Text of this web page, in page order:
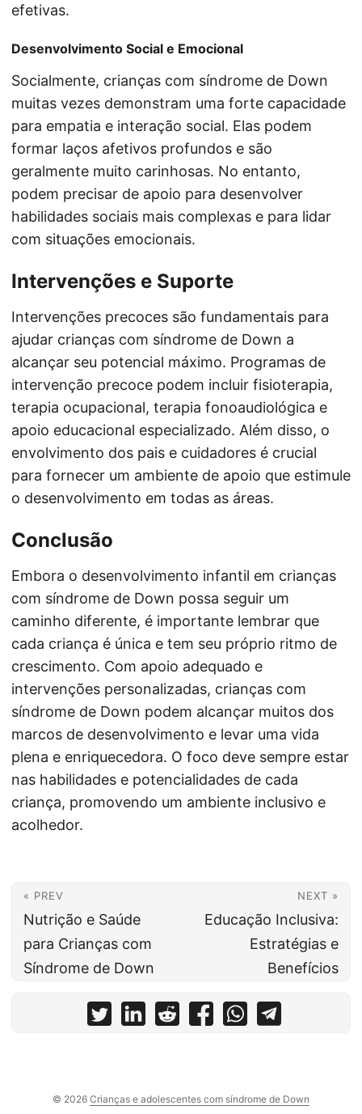
efetivas.
Desenvolvimento Social e Emocional
Socialmente, crianças com síndrome de Down
muitas vezes demonstram uma forte capacidade
para empatia e interação social. Elas podem
formar laços afetivos profundos e são
geralmente muito carinhosas. No entanto,
podem precisar de apoio para desenvolver
habilidades sociais mais complexas e para lidar
com situações emocionais.
Intervenções e Suporte
Intervenções precoces são fundamentais para
ajudar crianças com síndrome de Down a
alcançar seu potencial máximo. Programas de
intervenção precoce podem incluir fisioterapia,
terapia ocupacional, terapia fonoaudiológica e
apoio educacional especializado. Além disso, o
envolvimento dos pais e cuidadores é crucial
para fornecer um ambiente de apoio que estimule
o desenvolvimento em todas as áreas.
Conclusão
Embora o desenvolvimento infantil em crianças
com síndrome de Down possa seguir um
caminho diferente, é importante lembrar que
cada criança é única e tem seu próprio ritmo de
crescimento. Com apoio adequado e
intervenções personalizadas, crianças com
síndrome de Down podem alcançar muitos dos
marcos de desenvolvimento e levar uma vida
plena e enriquecedora. O foco deve sempre estar
nas habilidades e potencialidades de cada
criança, promovendo um ambiente inclusivo e
acolhedor.
« PREV
Nutrição e Saúde
para Crianças com
Síndrome de Down
NEXT »
Educação Inclusiva:
Estratégias e
Benefícios
© 2026 Crianças e adolescentes com síndrome de Down